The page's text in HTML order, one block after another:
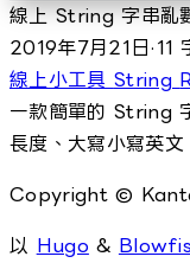
線上 String 字串亂
2019年7月21日·11
線上小工具String
一款簡單的 String
長度、大寫小寫英
Copyright ©
以Hugo&